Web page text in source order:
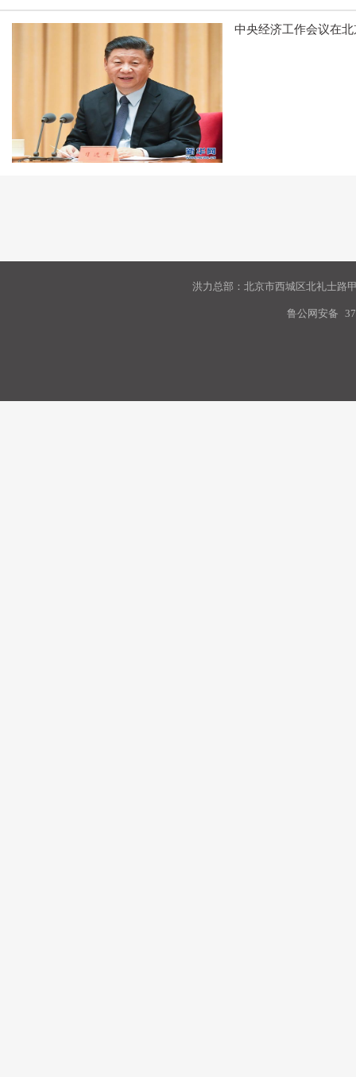
中央经济工作会议在
洪力总部：北京市西城区北礼士路
鲁公网安备